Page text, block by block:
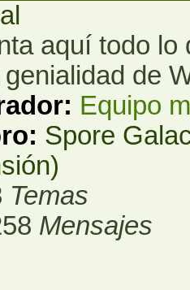
aquí todo lo
de
Equipo
Spore
Temas
Mensajes